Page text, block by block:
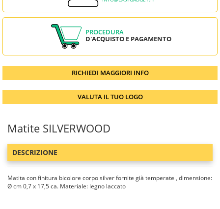
PROCEDURA
D'ACQUISTO E PAGAMENTO
RICHIEDI MAGGIORI INFO
VALUTA IL TUO LOGO
Matite SILVERWOOD
DESCRIZIONE
Matita con finitura bicolore corpo silver fornite già temperate , dimensione:
Ø cm 0,7 x 17,5 ca. Materiale: legno laccato